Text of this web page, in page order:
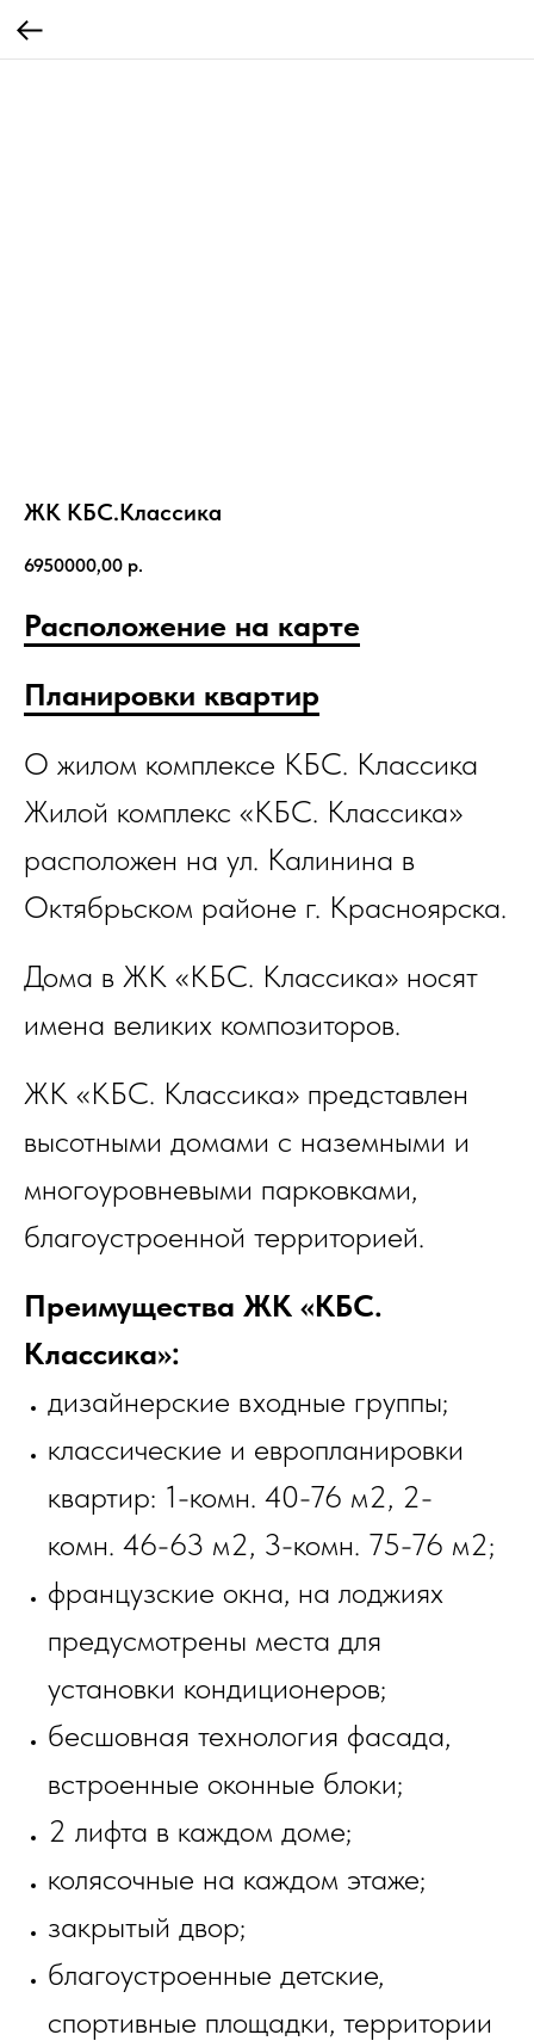
ЖК КБС.Классика
6950000,00 р.
Расположение на карте
Планировки квартир
О жилом комплексе КБС. Классика
Жилой комплекс «КБС. Классика»
расположен на ул. Калинина в
Октябрьском районе г. Красноярска.
Дома в ЖК «КБС. Классика» носят
имена великих композиторов.
ЖК «КБС. Классика» представлен
высотными домами с наземными и
многоуровневыми парковками,
благоустроенной территорией.
Преимущества ЖК «КБС.
Классика»:
дизайнерские входные группы;
классические и европланировки
квартир: 1-комн. 40-76 м2, 2-
комн. 46-63 м2, 3-комн. 75-76 м2;
французские окна, на лоджиях
предусмотрены места для
установки кондиционеров;
бесшовная технология фасада,
встроенные оконные блоки;
2 лифта в каждом доме;
колясочные на каждом этаже;
закрытый двор;
благоустроенные детские,
спортивные площадки, территории